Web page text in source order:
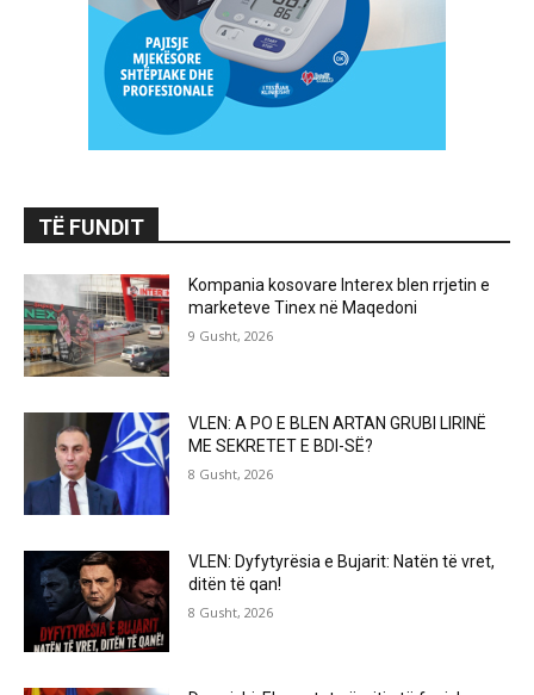
TË FUNDIT
Kompania kosovare Interex blen rrjetin e
marketeve Tinex në Maqedoni
9 Gusht, 2026
VLEN: A PO E BLEN ARTAN GRUBI LIRINË
ME SEKRETET E BDI-SË?
8 Gusht, 2026
VLEN: Dyfytyrësia e Bujarit: Natën të vret,
ditën të qan!
8 Gusht, 2026